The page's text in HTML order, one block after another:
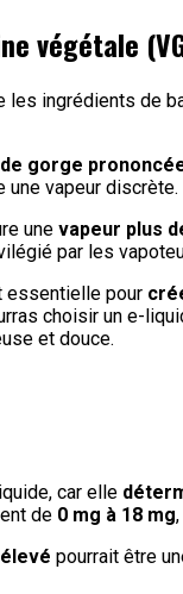
végétale
les ingrédients de
gorge
une vapeur discrète.
une vapeur plus
par les
essentielle pour
choisir un e-
et douce.
car elle
de 0 mg à 18 mg
pourrait être